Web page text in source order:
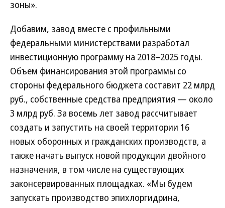
зоны».
Добавим, завод вместе с профильными
федеральными министерствами разработал
инвестиционную программу на 2018–2025 годы.
Объем финансирования этой программы со
стороны федерального бюджета составит 22 млрд
руб., собственные средства предприятия — около
3 млрд руб. За восемь лет завод рассчитывает
создать и запустить на своей территории 16
новых оборонных и гражданских производств, а
также начать выпуск новой продукции двойного
назначения, в том числе на существующих
законсервированных площадках. «Мы будем
запускать производство эпихлоргидрина,